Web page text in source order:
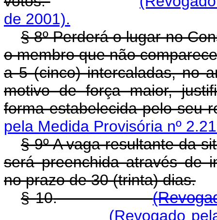
de 2001).
§ 8º Perderá o lugar no
o membro que não
a 5 (cinco) intercaladas, no
motivo de força maior,
forma estabelecida pelo seu
pela Medida Provisória nº
§ 9º A vaga resultante da
será preenchida através de
no prazo de 30 (trinta) dias.
§ 10.
(Revogado